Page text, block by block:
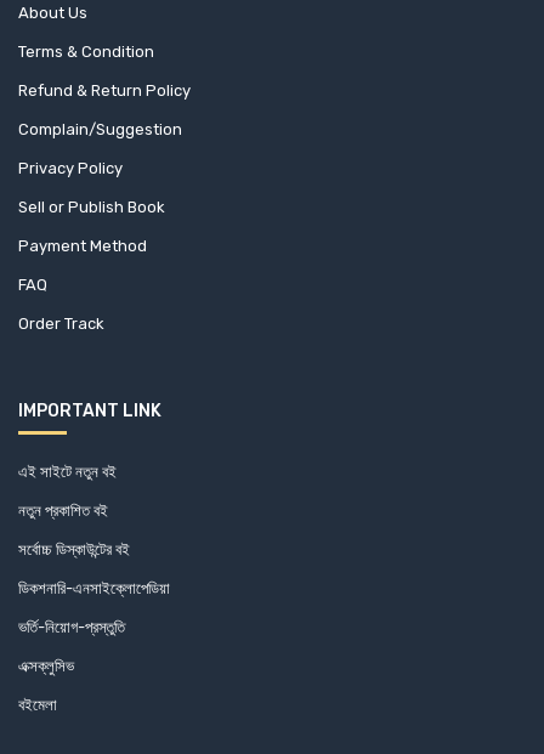
About Us
Terms & Condition
Refund & Return Policy
Complain/Suggestion
Privacy Policy
Sell or Publish Book
Payment Method
FAQ
Order Track
IMPORTANT LINK
এই সাইটে নতুন বই
নতুন প্রকাশিত বই
সর্বোচ্চ ডিস্কাউন্টের বই
ডিকশনারি-এনসাইক্লোপেডিয়া
ভর্তি-নিয়োগ-প্রস্তুতি
এক্সক্লুসিভ
বইমেলা